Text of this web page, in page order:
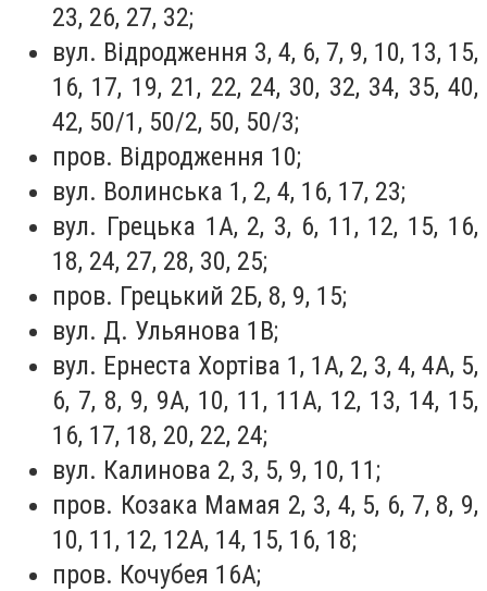
23, 26, 27, 32;
вул. Відродження 3, 4, 6, 7, 9, 10, 13, 15,
16, 17, 19, 21, 22, 24, 30, 32, 34, 35, 40,
42, 50/1, 50/2, 50, 50/3;
пров. Відродження 10;
вул. Волинська 1, 2, 4, 16, 17, 23;
вул. Грецька 1А, 2, 3, 6, 11, 12, 15, 16,
18, 24, 27, 28, 30, 25;
пров. Грецький 2Б, 8, 9, 15;
вул. Д. Ульянова 1В;
вул. Ернеста Хортіва 1, 1А, 2, 3, 4, 4А, 5,
6, 7, 8, 9, 9А, 10, 11, 11А, 12, 13, 14, 15,
16, 17, 18, 20, 22, 24;
вул. Калинова 2, 3, 5, 9, 10, 11;
пров. Козака Мамая 2, 3, 4, 5, 6, 7, 8, 9,
10, 11, 12, 12А, 14, 15, 16, 18;
пров. Кочубея 16А;